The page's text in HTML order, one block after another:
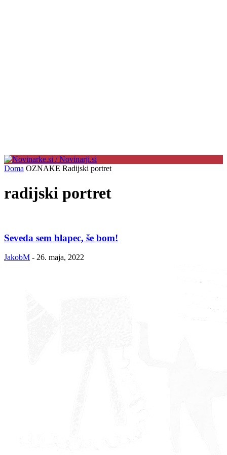
Doma OZNAKE Radijski portret
radijski portret
Seveda sem hlapec, še bom!
JakobM - 26. maja, 2022